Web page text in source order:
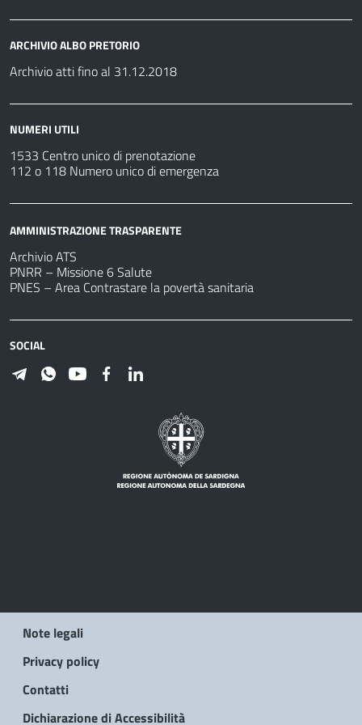
ARCHIVIO ALBO PRETORIO
Archivio atti fino al 31.12.2018
NUMERI UTILI
1533 Centro unico di prenotazione
112 o 118 Numero unico di emergenza
AMMINISTRAZIONE TRASPARENTE
Archivio ATS
PNRR – Missione 6 Salute
PNES – Area Contrastare la povertà sanitaria
SOCIAL
Note legali
Privacy policy
Contatti
Dichiarazione di Accessibilità